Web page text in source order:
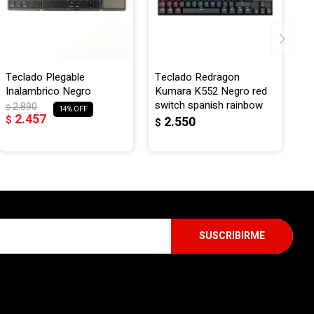
Teclado Plegable
Inalambrico Negro
$ 2.457
$2.890 14
Teclado Redragon
Kumara K552 Negro red
switch spanish rainbow
$ 2.550
SUSCRIBIRME